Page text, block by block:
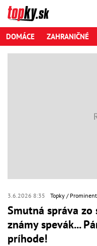
DOMÁCE ZAHRANIČNÉ
3.6.2026 8:35 Topky
Smutná správa
známy spevák...
príhode!